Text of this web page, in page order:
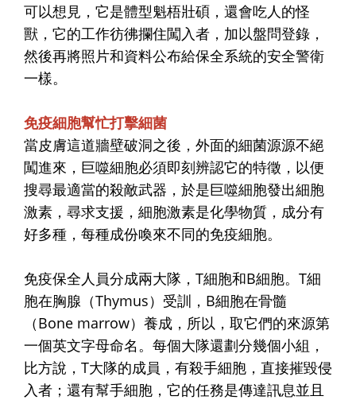
可以想見，它是體型魁梧壯碩，還會吃人的怪
獸，它的工作彷彿攔住闖入者，加以盤問登錄，
然後再將照片和資料公布給保全系統的安全警衛
一樣。
免疫細胞幫忙打擊細菌
當皮膚這道牆壁破洞之後，外面的細菌源源不絕
闖進來，巨噬細胞必須即刻辨認它的特徵，以便
搜尋最適當的殺敵武器，於是巨噬細胞發出細胞
激素，尋求支援，細胞激素是化學物質，成分有
好多種，每種成份喚來不同的免疫細胞。
免疫保全人員分成兩大隊，T細胞和B細胞。T細
胞在胸腺（Thymus）受訓，B細胞在骨髓
（Bone marrow）養成，所以，取它們的來源第
一個英文字母命名。每個大隊還劃分幾個小組，
比方說，T大隊的成員，有殺手細胞，直接摧毀侵
入者；還有幫手細胞，它的任務是傳達訊息並且